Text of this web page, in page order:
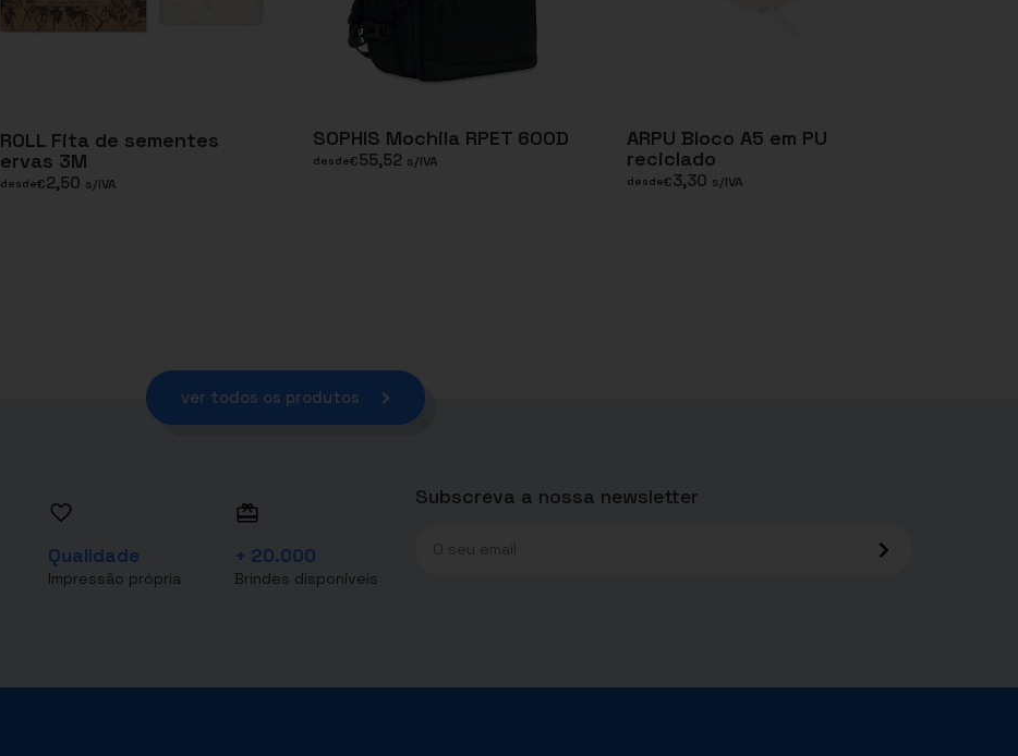
ROLL Fita de sementes
ervas 3M
desde€2,50 s/IVA
SOPHIS Mochila RPET 600D
desde€55,52 s/IVA
ARPU Bloco A5 em PU
reciclado
desde€3,30 s/IVA
ver todos os produtos
Qualidade
Impressão própria
+ 20.000
Brindes disponíveis
Subscreva a nossa newsletter